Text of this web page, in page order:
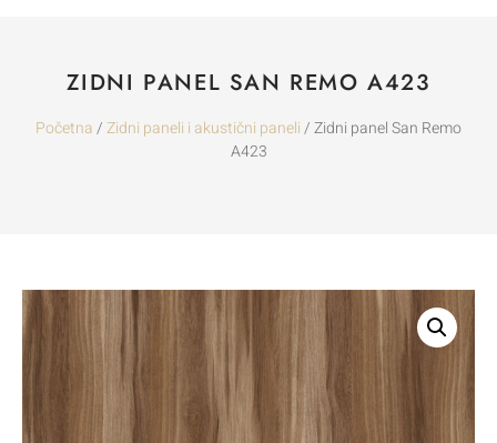
ZIDNI PANEL SAN REMO A423
Početna/Zidni paneli i akustični paneli/ Zidni panel San Remo
A423